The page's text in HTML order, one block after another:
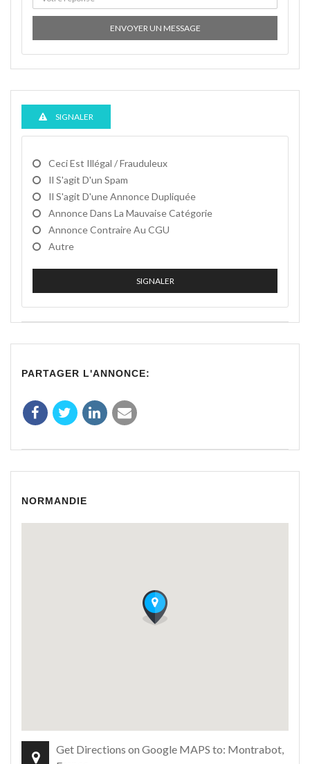
ENVOYER UN MESSAGE
SIGNALER
Ceci Est Illégal / Frauduleux
Il S'agit D'un Spam
Il S'agit D'une Annonce Dupliquée
Annonce Dans La Mauvaise Catégorie
Annonce Contraire Au CGU
Autre
SIGNALER
PARTAGER L'ANNONCE:
NORMANDIE
Get Directions on Google MAPS to: Montrabot,